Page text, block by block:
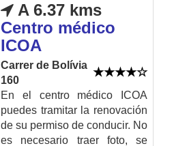
A 6.37 kms
Centro médico
ICOA
Carrer de Bolívia
160
En el centro médico ICOA
puedes tramitar la renovación
de su permiso de conducir. No
es necesario traer foto, se